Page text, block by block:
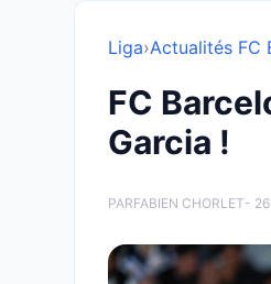
Liga›Actualités FC
FC
Garcia !
PARFABIEN CHORLET-